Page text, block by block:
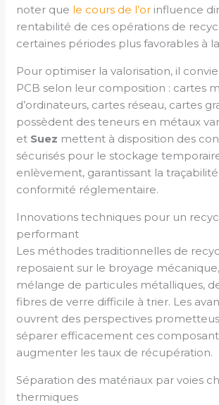
noter que le cours de l’or influence
rentabilité de ces opérations de
certaines périodes plus favorables à
Pour optimiser la valorisation, il
PCB selon leur composition : cartes
d’ordinateurs, cartes réseau, cartes
possèdent des teneurs en métaux
et Suez mettent à disposition des
sécurisés pour le stockage
enlèvement, garantissant la
conformité réglementaire.
Innovations techniques pour un
performant
Les méthodes traditionnelles de
reposaient sur le broyage
mélange de particules métalliques,
fibres de verre difficile à trier. Les
ouvrent des perspectives
séparer efficacement ces
augmenter les taux de récupération.
Séparation des matériaux par voies
thermiques